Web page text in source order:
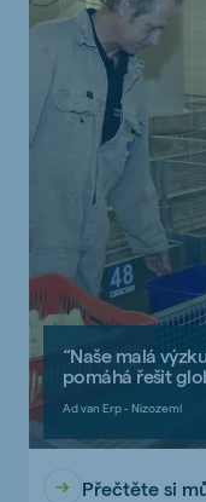
“Naše malá
pomáhá řešit
Ad van Erp - Nizozemí
Přečtěte si